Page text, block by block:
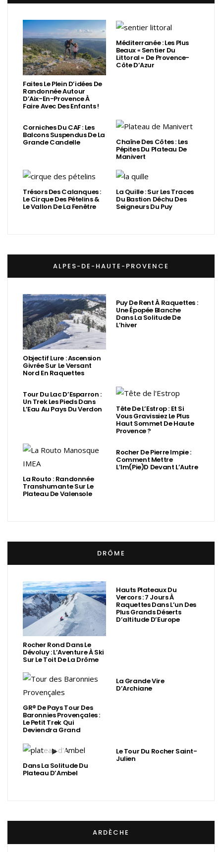
Faites Le Plein D’idées De
Randonnée Autour
D’Aix-En-Provence À
Faire Avec Des Enfants !
Méditerranée : Les Plus
Beaux « Sentier Du
Littoral » De Provence-
Côte D’Azur
Corniches Du CAF : Les
Balcons Suspendus De La
Grande Candelle Chaîne Des Côtes : Les
Pépites Du Plateau De
Manivert
Trésors Des Calanques :
Le Cirque Des Pételins &
Le Vallon De La Fenêtre
La Quille : Sur Les Traces
Du Bastion Déchu Des
Seigneurs Du Puy
ALPES-DE-HAUTE-PROVENCE
Objectif Lure : Ascension
Givrée Sur Le Versant
Nord En Raquettes
Puy De Rent À Raquettes :
Une Épopée Blanche
Dans La Solitude De
L’hiver
Tour Du Lac D’Esparron :
Un Trek Les Pieds Dans
L’Eau Au Pays Du Verdon Tête De L’Estrop : Et Si
Vous Gravissiez Le Plus
Haut Sommet De Haute
Provence ?
La Routo : Randonnée
Transhumante Sur Le
Plateau De Valensole
Rocher De Pierre Impie :
Comment Mettre
L’Im(Pie)d Devant L’Autre
DRÔME
Rocher Rond Dans Le
Dévoluy : L’Aventure À Ski
Sur Le Toit De La Drôme
Hauts Plateaux Du
Vercors : 7 Jours À
Raquettes Dans L’un Des
Plus Grands Déserts
D’altitude D’Europe
GR® De Pays Tour Des
Baronnies Provençales :
Le Petit Trek Qui
Deviendra Grand
La Grande Vire
D’Archiane
Dans La Solitude Du
Plateau D’Ambel
Le Tour Du Rocher Saint-
Julien
ARDÈCHE